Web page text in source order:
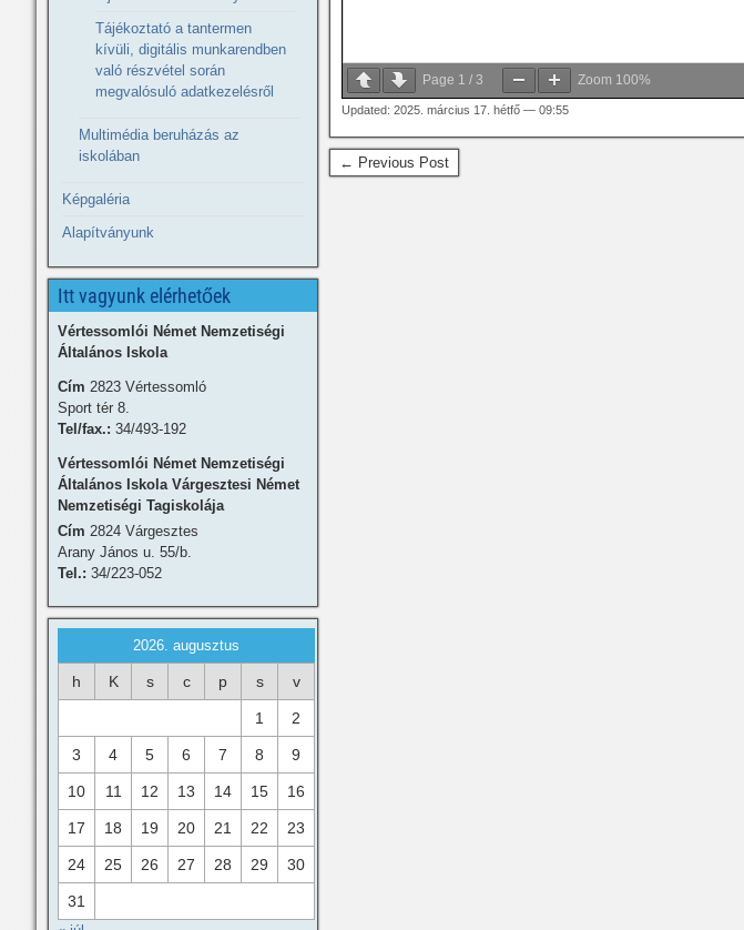
Page 1 / 3 Zoom 100%
Updated: 2025. március 17. hétfő — 09:55
← Previous Post
Tájékoztató a tantermen
kívüli, digitális munkarendben
való részvétel során
megvalósuló adatkezelésről
Multimédia beruházás az
iskolában
Képgaléria
Alapítványunk
Itt vagyunk elérhetőek
Vértessomlói Német Nemzetiségi
Általános Iskola
Cím 2823 Vértessomló
Sport tér 8.
Tel/fax.: 34/493-192
Vértessomlói Német Nemzetiségi
Általános Iskola Várgesztesi Német
Nemzetiségi Tagiskolája
Cím 2824 Várgesztes
Arany János u. 55/b.
Tel.: 34/223-052
2026. augusztus
h K s c p s v
1 2
3 4 5 6 7 8 9
10 11 12 13 14 15 16
17 18 19 20 21 22 23
24 25 26 27 28 29 30
31